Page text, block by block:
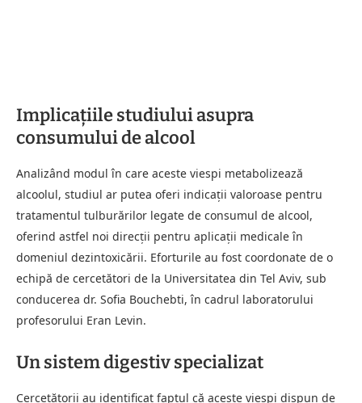
Implicațiile studiului asupra
consumului de alcool
Analizând modul în care aceste viespi metabolizează
alcoolul, studiul ar putea oferi indicații valoroase pentru
tratamentul tulburărilor legate de consumul de alcool,
oferind astfel noi direcții pentru aplicații medicale în
domeniul dezintoxicării. Eforturile au fost coordonate de o
echipă de cercetători de la Universitatea din Tel Aviv, sub
conducerea dr. Sofia Bouchebti, în cadrul laboratorului
profesorului Eran Levin.
Un sistem digestiv specializat
Cercetătorii au identificat faptul că aceste viespi dispun de